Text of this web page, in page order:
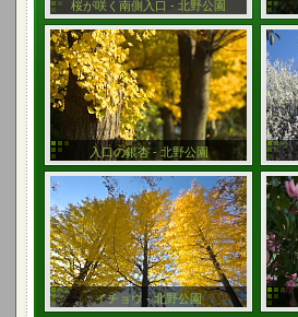
桜が咲く南側入口 - 北野公園
入口の銀杏 - 北野公園
イチョウ - 北野公園